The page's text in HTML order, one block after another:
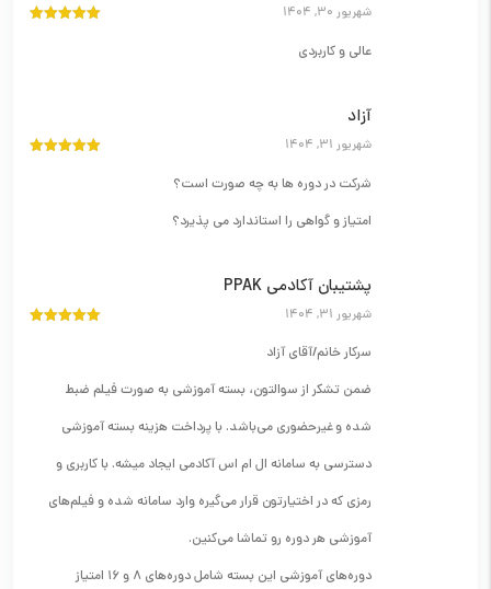
شهریور 30, 1404
عالی و کاربردی
آزاد
شهریور 31, 1404
شرکت در دوره ها به چه صورت است؟
امتیاز و گواهی را استاندارد می پذیرد؟
پشتیبان آکادمی PPAK
شهریور 31, 1404
سرکار خانم/آقای آزاد
ضمن تشکر از سوالتون، بسته آموزشی به صورت فیلم ضبط
شده و غیرحضوری می‌باشد. با پرداخت هزینه بسته آموزشی
دسترسی به سامانه ال ام اس آکادمی ایجاد میشه. با کاربری و
رمزی که در اختیارتون قرار می‌گیره وارد سامانه شده و فیلم‌های
آموزشی هر دوره رو تماشا می‌کنین.
دوره‌های آموزشی این بسته شامل دوره‌های 8 و 16 امتیاز